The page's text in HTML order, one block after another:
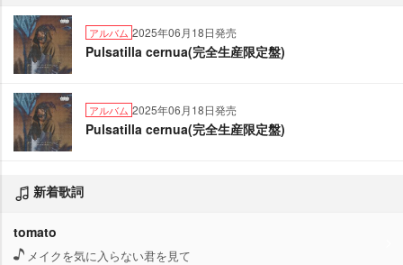
アルバム 2025年06月18日発売
Pulsatilla cernua(完全生産限定盤)
アルバム 2025年06月18日発売
Pulsatilla cernua(完全生産限定盤)
新着歌詞
tomato
メイクを気に入らない君を見て